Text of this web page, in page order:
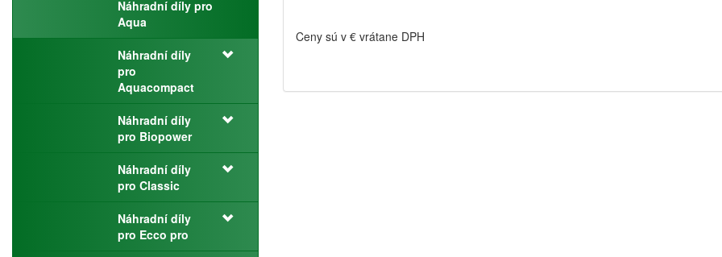
Náhradní díly pro
Aqua
Náhradní díly
pro
Aquacompact
Náhradní díly
pro Biopower
Náhradní díly
pro Classic
Náhradní díly
pro Ecco pro
Ceny sú v € vrátane DPH